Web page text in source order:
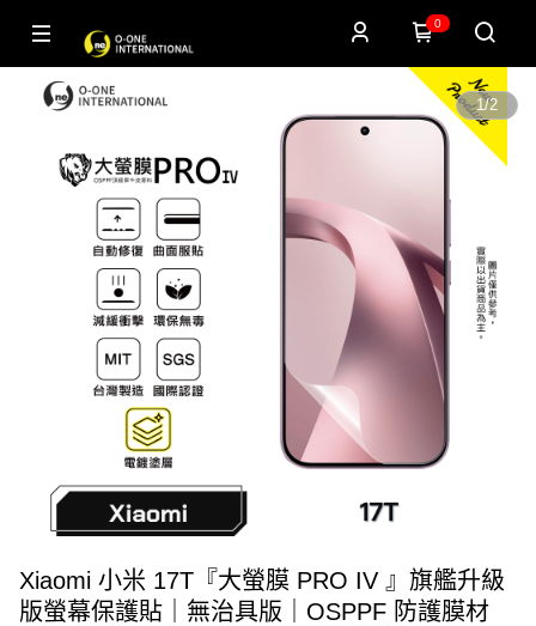
0
1/2
Xiaomi 小米 17T『大螢膜 PRO IV 』旗艦升級
版螢幕保護貼｜無治具版｜OSPPF 防護膜材